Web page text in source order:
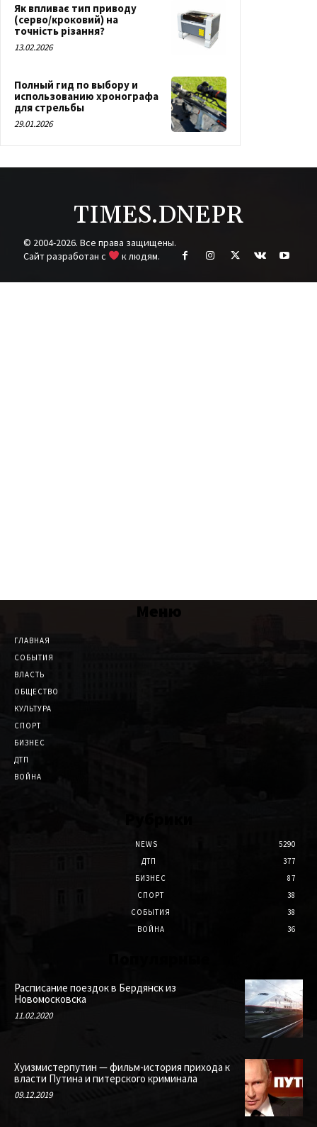
Як впливає тип приводу
(серво/кроковий) на
точність різання?
13.02.2026
Полный гид по выбору и
использованию хронографа
для стрельбы
29.01.2026
TIMES.DNEPR
© 2004-2026. Все права защищены.
Cайт разработан с
к людям.
Меню
ГЛАВНАЯ
СОБЫТИЯ
ВЛАСТЬ
ОБЩЕСТВО
КУЛЬТУРА
СПОРТ
БИЗНЕС
ДТП
ВОЙНА
NEWS
5290
ДТП
377
БИЗНЕС
87
СПОРТ
38
СОБЫТИЯ
38
ВОЙНА
36
Расписание поездок в Бердянск из
Новомосковска
11.02.2020
Хуизмистерпутин — фильм-история прихода к
власти Путина и питерского криминала
09.12.2019